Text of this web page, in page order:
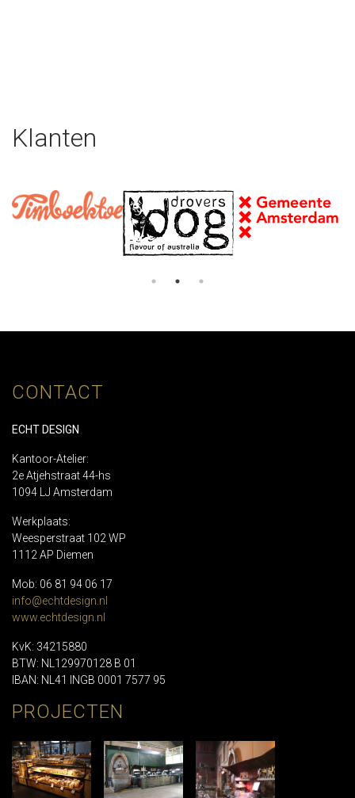
Klanten
CONTACT
ECHT DESIGN
Kantoor-Atelier:
2e Atjehstraat 44-hs
1094 LJ Amsterdam
Werkplaats:
Weesperstraat 102 WP
1112 AP Diemen
Mob: 06 81 94 06 17
info@echtdesign.nl
www.echtdesign.nl
KvK: 34215880
BTW: NL129970128 B 01
IBAN: NL41 INGB 0001 7577 95
PROJECTEN